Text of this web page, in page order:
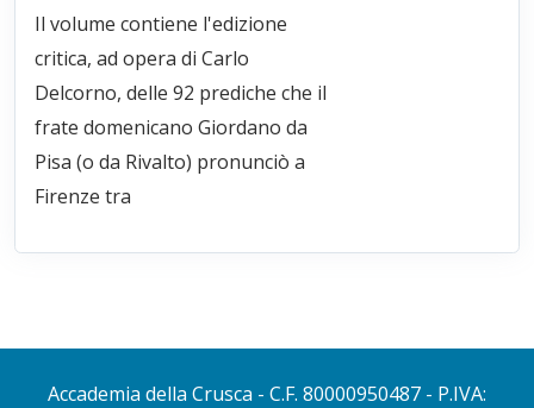
Il volume contiene l'edizione
critica, ad opera di Carlo
Delcorno, delle 92 prediche che il
frate domenicano Giordano da
Pisa (o da Rivalto) pronunciò a
Firenze tra
Accademia della Crusca - C.F. 80000950487 - P.IVA: